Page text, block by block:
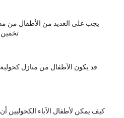
يجب على العديد من الأطفال من
قد يكون الأطفال من منازل كحولية
كيف يمكن لأطفال الآباء الكحوليين أن